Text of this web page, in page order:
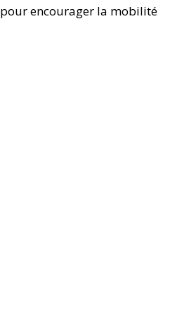
pour encourager la mobilité